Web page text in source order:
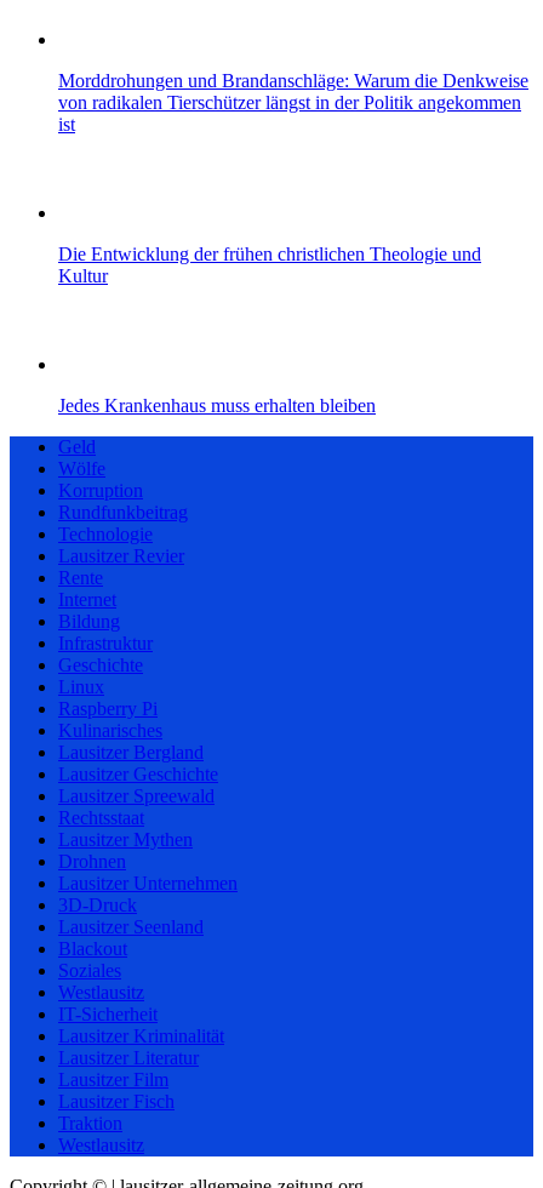
Morddrohungen und Brandanschläge: Warum die Denkweise
von radikalen Tierschützer längst in der Politik angekommen
ist
Die Entwicklung der frühen christlichen Theologie und
Kultur
Jedes Krankenhaus muss erhalten bleiben
Geld
Wölfe
Korruption
Rundfunkbeitrag
Technologie
Lausitzer Revier
Rente
Internet
Bildung
Infrastruktur
Geschichte
Linux
Raspberry Pi
Kulinarisches
Lausitzer Bergland
Lausitzer Geschichte
Lausitzer Spreewald
Rechtsstaat
Lausitzer Mythen
Drohnen
Lausitzer Unternehmen
3D-Druck
Lausitzer Seenland
Blackout
Soziales
Westlausitz
IT-Sicherheit
Lausitzer Kriminalität
Lausitzer Literatur
Lausitzer Film
Lausitzer Fisch
Traktion
Westlausitz